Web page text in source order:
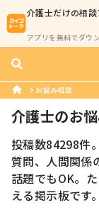
介護士だけの相談
アプリを無料でダウ
お悩み相談
介護士のお
投稿数84298件
質問、人間関係
話題でもOK。
える掲示板です。